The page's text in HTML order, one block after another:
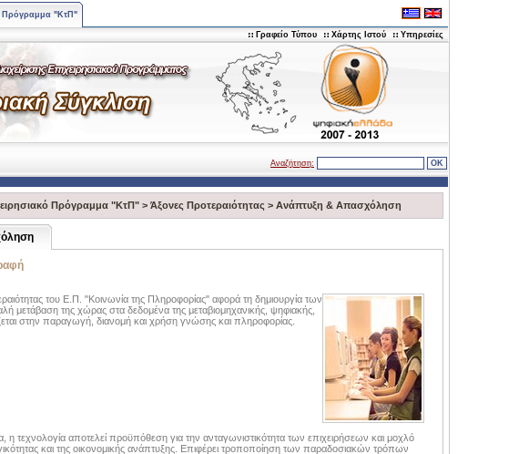
Πρόγραμμα "ΚτΠ"
Γραφείο Τύπου Χάρτης Ιστού Υπηρεσίες
Αναζήτηση:
Πρόγραμμα "ΚτΠ" > Άξονες Προτεραιότητας > Aνάπτυξη & Aπασχόληση
του Ε.Π. "Κοινωνία της Πληροφορίας" αφορά τη δημιουργία των
μετάβαση της χώρας στα δεδομένα της μεταβιομηχανικής, ψηφιακής,
στην παραγωγή, διανομή και χρήση γνώσης και πληροφορίας.
η τεχνολογία αποτελεί προϋπόθεση για την ανταγωνιστικότητα των επιχειρήσεων και μοχλό
και της οικονομικής ανάπτυξης. Επιφέρει τροποποίηση των παραδοσιακών τρόπων